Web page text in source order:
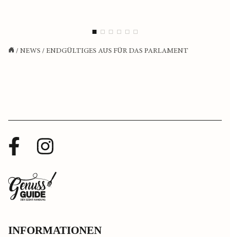
/ NEWS / ENDGÜLTIGES AUS FÜR DAS PARLAMENT
Facebook
Profil
Instagram
Zurück
zur
INFORMATIONEN